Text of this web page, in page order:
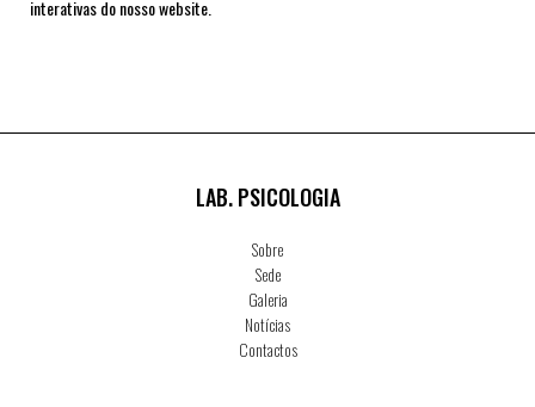
interativas do nosso website.
LAB. PSICOLOGIA
Sobre
Sede
Galeria
Notícias
Contactos